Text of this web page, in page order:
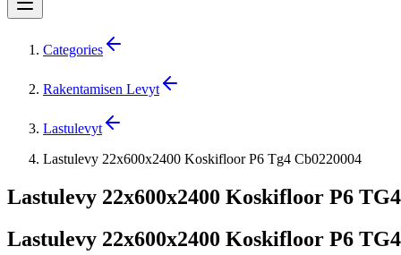
Categories
Rakentamisen Levyt
Lastulevyt
Lastulevy 22x600x2400 Koskifloor P6 Tg4 Cb0220004
Lastulevy 22x600x2400 Koskifloor P6 TG4
Lastulevy 22x600x2400 Koskifloor P6 TG4